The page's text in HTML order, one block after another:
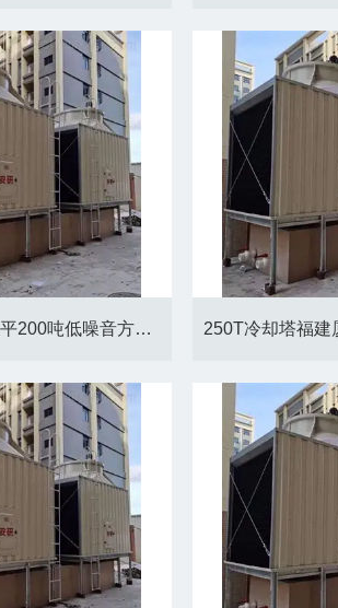
200T冷却塔福建南平200吨低噪音方形冷却塔厂家